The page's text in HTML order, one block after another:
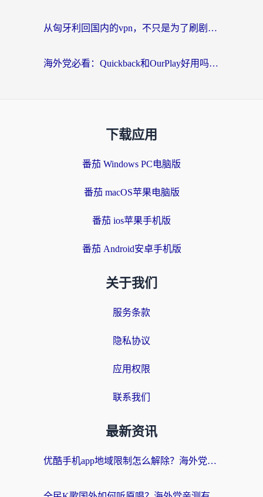
从匈牙利回国内的vpn，不只是为了刷剧那么简单
海外党必看：Quickback和OurPlay好用吗？3分钟选对回国加速器，无缝刷剧玩游戏
下载应用
番茄 Windows PC电脑版
番茄 macOS苹果电脑版
番茄 ios苹果手机版
番茄 Android安卓手机版
关于我们
服务条款
隐私协议
应用权限
联系我们
最新资讯
优酷手机app地域限制怎么解除？海外党亲测有效的追剧方案